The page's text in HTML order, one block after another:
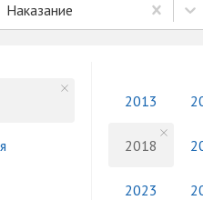
Наказание
2013
2018
2023